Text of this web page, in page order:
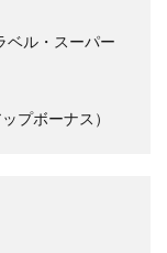
ベル・スーパー
プボーナス）